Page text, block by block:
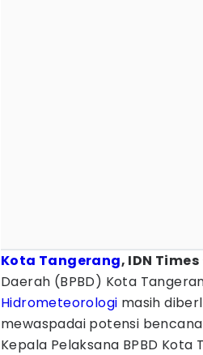
Kota Tangerang, IDN Times
Daerah (BPBD) Kota
Hidrometeorologi masih
mewaspadai potensi bencana
Kepala Pelaksana BPBD